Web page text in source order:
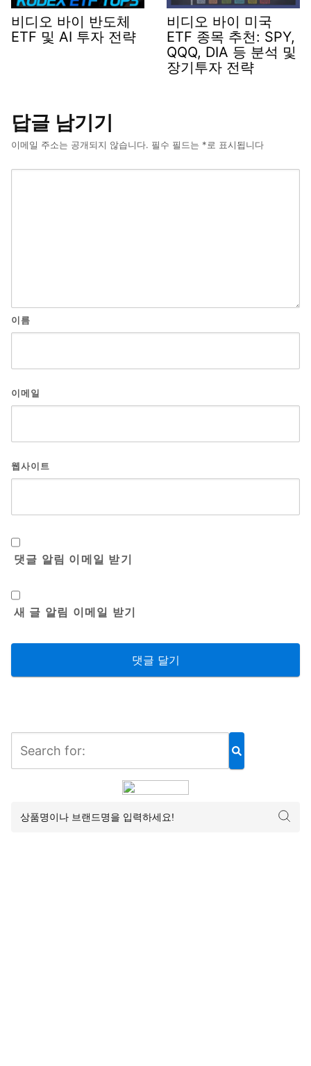
비디오 바이 반도체
ETF 및 AI 투자 전략
비디오 바이 미국
ETF 종목 추천: SPY,
QQQ, DIA 등 분석 및
장기투자 전략
답글 남기기
이메일 주소는 공개되지 않습니다. 필수 필드는 *로 표시됩니다
이름
이메일
웹사이트
댓글 알림 이메일 받기
새 글 알림 이메일 받기